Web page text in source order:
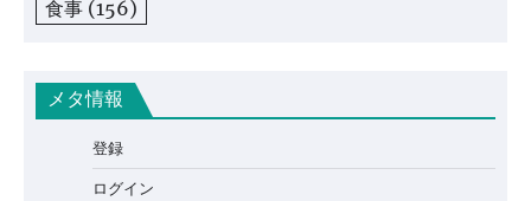
食事 (156)
メタ情報
登録
ログイン